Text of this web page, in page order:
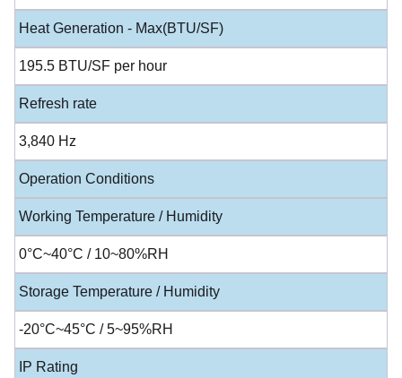
Heat Generation - Max(BTU/SF)
195.5 BTU/SF per hour
Refresh rate
3,840 Hz
Operation Conditions
Working Temperature / Humidity
0°C~40°C / 10~80%RH
Storage Temperature / Humidity
-20°C~45°C / 5~95%RH
IP Rating